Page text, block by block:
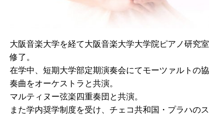
大阪音楽大学を経て大阪音楽大学大学院ピアノ研究室
修了。
在学中、短期大学部定期演奏会にてモーツァルトの協
奏曲をオーケストラと共演。
マルティヌー弦楽四重奏団と共演。
また学内奨学制度を受け、チェコ共和国・プラハのス